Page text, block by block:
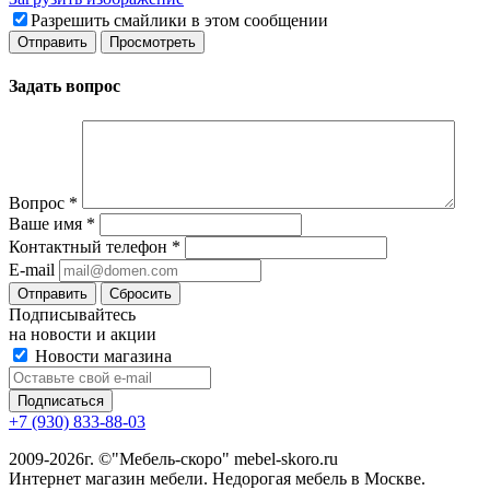
Разрешить смайлики в этом сообщении
Задать вопрос
Вопрос *
Ваше имя *
Контактный телефон *
E-mail
Сбросить
Подписывайтесь
на новости и акции
Новости магазина
+7 (930) 833-88-03
2009-2026г. ©"Мебель-скоро" mebel-skoro.ru
Интернет магазин мебели. Недорогая мебель в Москве.